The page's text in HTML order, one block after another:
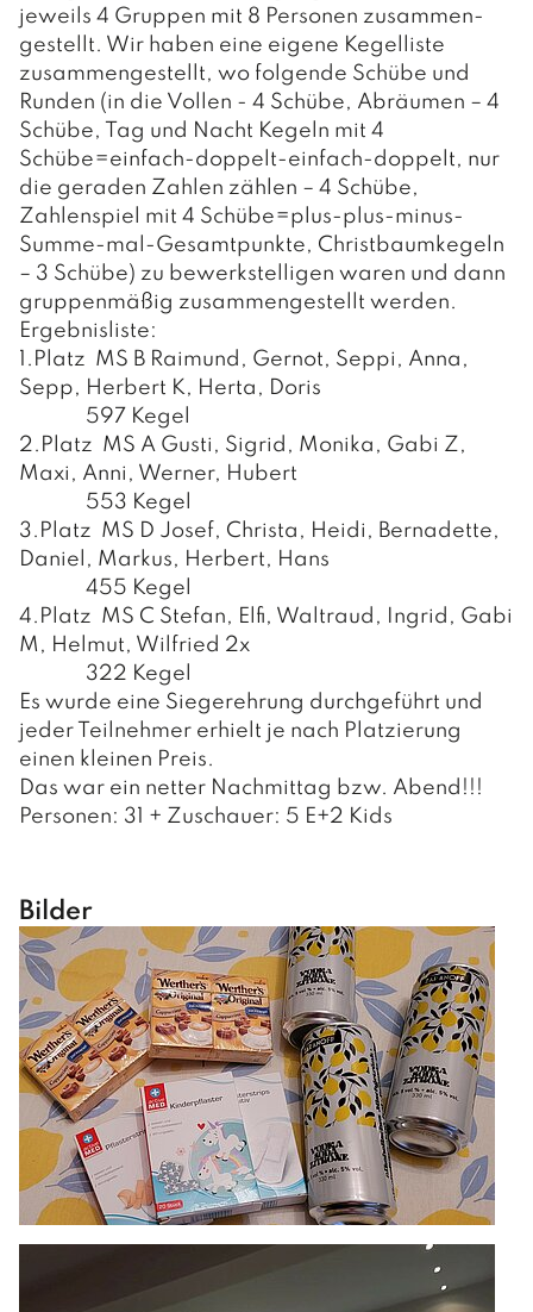
BÜRGERMEISTER
GEMEINDERAT
GEMEINDERATSSITZUNGEN
AUSSCHÜSSE
LEBEN
FAMILIE & KINDER
O.K.-Zentrum Debant
Kindergärten
Schulen
Büchereien
Jugendtreff
Wohn- und Pflegeheim
GESUNDHEIT
Ärzte und Apotheken
Sozialsprengel
FREIZEIT
Vereine
Saunaerlebnis Osttirol
Sport- und Freizeitzentrum
Spielplätze
PFARREN
Pfarre Debant
Pfarre Nußdorf
TOURISMUS & WIRTSCHAFT
Der Wirtschaftsstandort
Gewerbebetriebe
Gastronomiebetriebe
Beherbergungsbetriebe
jeweils 4 Gruppen mit 8 Personen zusammen-
gestellt. Wir haben eine eigene Kegelliste
zusammengestellt, wo folgende Schübe und
Runden (in die Vollen - 4 Schübe, Abräumen – 4
Schübe, Tag und Nacht Kegeln mit 4
Schübe=einfach-doppelt-einfach-doppelt, nur
die geraden Zahlen zählen – 4 Schübe,
Zahlenspiel mit 4 Schübe=plus-plus-minus-
Summe-mal-Gesamtpunkte, Christbaumkegeln
– 3 Schübe) zu bewerkstelligen waren und dann
gruppenmäßig zusammengestellt werden.
Ergebnisliste:
1.Platz MS B Raimund, Gernot, Seppi, Anna,
Sepp, Herbert K, Herta, Doris
597 Kegel
2.Platz MS A Gusti, Sigrid, Monika, Gabi Z,
Maxi, Anni, Werner, Hubert
553 Kegel
3.Platz MS D Josef, Christa, Heidi, Bernadette,
Daniel, Markus, Herbert, Hans
455 Kegel
4.Platz MS C Stefan, Elfi, Waltraud, Ingrid, Gabi
M, Helmut, Wilfried 2x
322 Kegel
Es wurde eine Siegerehrung durchgeführt und
jeder Teilnehmer erhielt je nach Platzierung
einen kleinen Preis.
Das war ein netter Nachmittag bzw. Abend!!!
Personen: 31 + Zuschauer: 5 E+2 Kids
Bilder